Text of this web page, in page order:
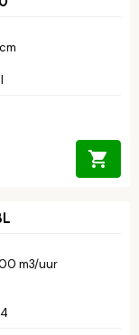
er is
interieur. Bekijk
met een afzuigkap
m3/uur
4